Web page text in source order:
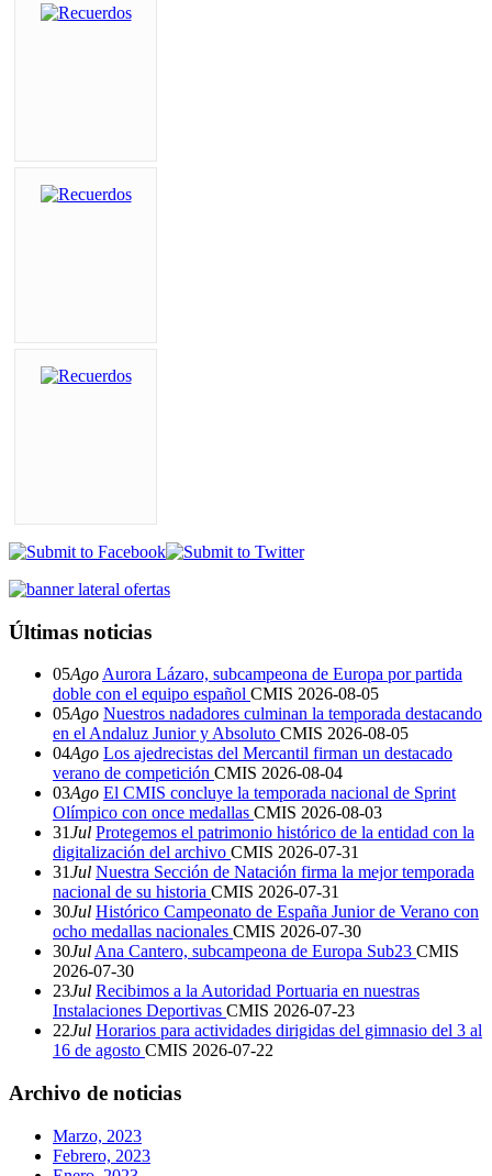
Últimas noticias
05Ago Aurora Lázaro, subcampeona de Europa por partida
doble con el equipo español CMIS 2026-08-05
05Ago Nuestros nadadores culminan la temporada destacando
en el Andaluz Junior y Absoluto CMIS 2026-08-05
04Ago Los ajedrecistas del Mercantil firman un destacado
verano de competición CMIS 2026-08-04
03Ago El CMIS concluye la temporada nacional de Sprint
Olímpico con once medallas CMIS 2026-08-03
31Jul Protegemos el patrimonio histórico de la entidad con la
digitalización del archivo CMIS 2026-07-31
31Jul Nuestra Sección de Natación firma la mejor temporada
nacional de su historia CMIS 2026-07-31
30Jul Histórico Campeonato de España Junior de Verano con
ocho medallas nacionales CMIS 2026-07-30
30Jul Ana Cantero, subcampeona de Europa Sub23 CMIS
2026-07-30
23Jul Recibimos a la Autoridad Portuaria en nuestras
Instalaciones Deportivas CMIS 2026-07-23
22Jul Horarios para actividades dirigidas del gimnasio del 3 al
16 de agosto CMIS 2026-07-22
Archivo de noticias
Marzo, 2023
Febrero, 2023